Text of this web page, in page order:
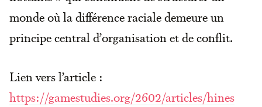
monde où la différence raciale demeure un
principe central d’organisation et de conflit.
Lien vers l’article :
https://gamestudies.org/2602/articles/hines